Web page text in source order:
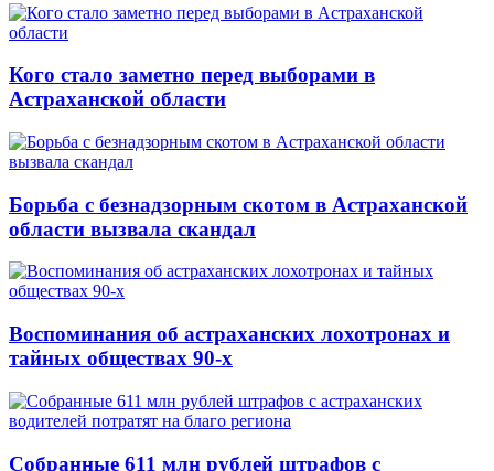
Кого стало заметно перед выборами в
Астраханской области
Борьба с безнадзорным скотом в Астраханской
области вызвала скандал
Воспоминания об астраханских лохотронах и
тайных обществах 90-х
Собранные 611 млн рублей штрафов с